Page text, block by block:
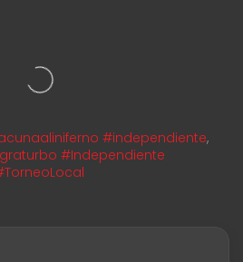
#independiente,
#Independiente